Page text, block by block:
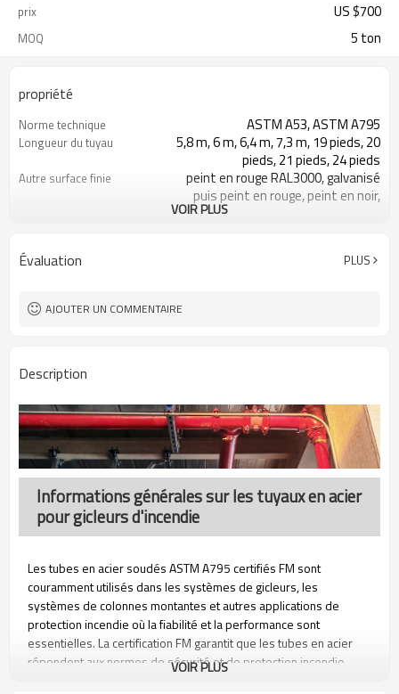
prix US $700
MOQ 5 ton
propriété
Norme technique ASTM A53, ASTM A795
Longueur du tuyau
5,8 m, 6 m, 6,4 m, 7,3 m, 19 pieds, 20
pieds, 21 pieds, 24 pieds
Autre surface finie
peint en rouge RAL3000, galvanisé
puis peint en rouge, peint en noir,
enduit d'époxy, huilé antirouille ou nu
À propos de la surface finie
par les clients
Taille
Usage
Protecteur d'extrémité
Lisse ou fileté avec douilles ou
biseauté avec capuchons en
plastique
VOIR PLUS
Évaluation PLUS
AJOUTER UN COMMENTAIRE
Description
Informations générales sur les tuyaux en acier
pour gicleurs d'incendie
Les tubes en acier soudés ASTM A795 certifiés FM sont
couramment utilisés dans les systèmes de gicleurs, les
systèmes de colonnes montantes et autres applications de
protection incendie où la fiabilité et la performance sont
essentielles. La certification FM garantit que les tubes en acier
répondent aux normes de sécurité et de protection incendie.
VOIR PLUS